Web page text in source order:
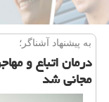
به پیشنهاد آشناگر؛
درمان اتباع و
مجانی شد